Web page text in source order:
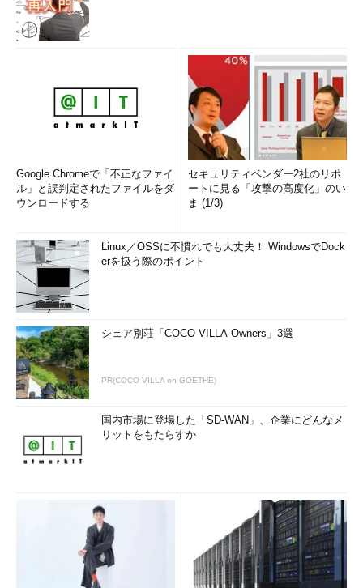
Google Chromeで「不正なファイ
ル」と誤判定されたファイルをダ
ウンロードする
セキュリティベンダー2社のリポ
ートに見る「攻撃の高度化」のい
ま (1/3)
Linux／OSSに不慣れでも大丈夫！ WindowsでDock
erを扱う際のポイント
シェア別荘「COCO VILLA Owners」3選
PR(COCO VILLA on GOETHE)
国内市場に登場した「SD-WAN」、企業にどんなメ
リットをもたらすか